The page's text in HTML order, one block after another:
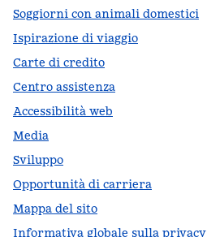
Soggiorni con animali domestici
Ispirazione di viaggio
Carte di credito
Centro assistenza
Accessibilità web
Media
Sviluppo
Opportunità di carriera
Mappa del sito
Informativa globale sulla privacy